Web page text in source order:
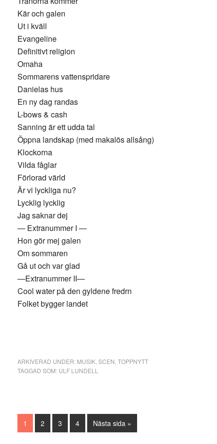
Kär och galen
Ut i kväll
Evangeline
Definitivt religion
Omaha
Sommarens vattenspridare
Danielas hus
En ny dag randas
L-bows & cash
Sanning är ett udda tal
Öppna landskap (med makalös allsång)
Klockorna
Vilda fåglar
Förlorad värld
Är vi lyckliga nu?
Lycklig lycklig
Jag saknar dej
— Extranummer I —
Hon gör mej galen
Om sommaren
Gå ut och var glad
—Extranummer II—
Cool water på den gyldene fredrn
Folket bygger landet
ARKIVERAD UNDER: MUSIK, SCEN TOPPNYTT
TAGGAD SOM: ULF LUNDELL
Sida
1 Sida
2 Sida
3 Sida
4
Go
to
Nästa sida »